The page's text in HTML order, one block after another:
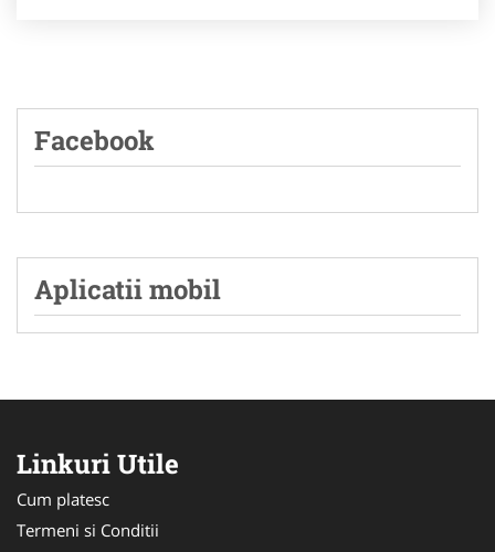
Facebook
Aplicatii mobil
Linkuri Utile
Cum platesc
Termeni si Conditii